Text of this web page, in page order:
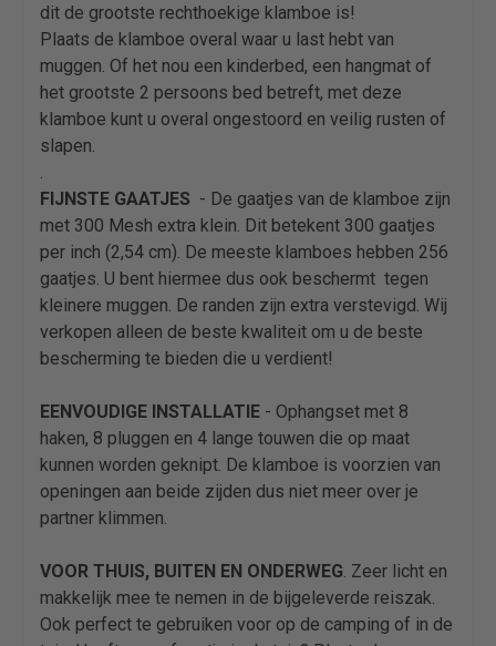
dit de grootste rechthoekige klamboe is!
Plaats de klamboe overal waar u last hebt van
muggen. Of het nou een kinderbed, een hangmat of
het grootste 2 persoons bed betreft, met deze
klamboe kunt u overal ongestoord en veilig rusten of
slapen.
.
FIJNSTE GAATJES - De gaatjes van de klamboe zijn
met 300 Mesh extra klein. Dit betekent 300 gaatjes
per inch (2,54 cm). De meeste klamboes hebben 256
gaatjes. U bent hiermee dus ook beschermt tegen
kleinere muggen. De randen zijn extra verstevigd. Wij
verkopen alleen de beste kwaliteit om u de beste
bescherming te bieden die u verdient!
EENVOUDIGE INSTALLATIE - Ophangset met 8
haken, 8 pluggen en 4 lange touwen die op maat
kunnen worden geknipt. De klamboe is voorzien van
openingen aan beide zijden dus niet meer over je
partner klimmen.
VOOR THUIS, BUITEN EN ONDERWEG. Zeer licht en
makkelijk mee te nemen in de bijgeleverde reiszak.
Ook perfect te gebruiken voor op de camping of in de